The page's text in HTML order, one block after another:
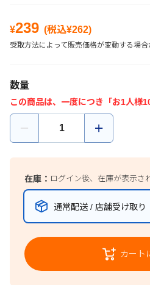
¥239 (税込¥262)
受取方法によって販売価格が変動する場合
数量
この商品は、一度につき「お1人様
在庫： ログイン後、在庫が表示さ
通常配送 / 店舗受け取り
カート